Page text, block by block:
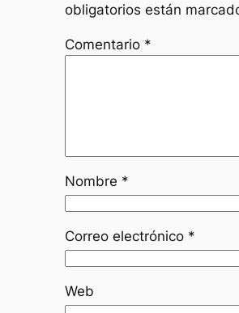
obligatorios están
Comentario *
Nombre *
Correo electrónico *
Web